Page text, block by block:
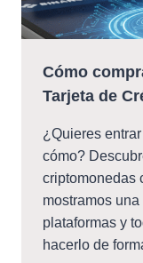
Cómo
Tarjeta de
¿Quieres
cómo?
criptomonedas
mostramos
plataformas y
hacerlo de